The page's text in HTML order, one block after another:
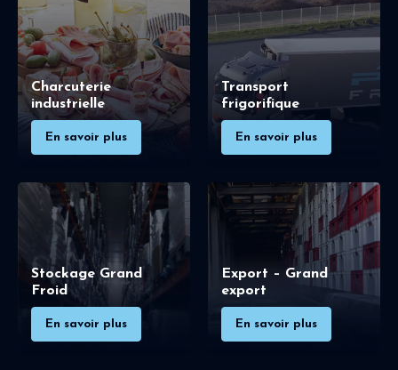
Charcuterie
industrielle
En savoir plus
Transport
frigorifique
En savoir plus
Stockage Grand
Froid
En savoir plus
Export – Grand
export
En savoir plus